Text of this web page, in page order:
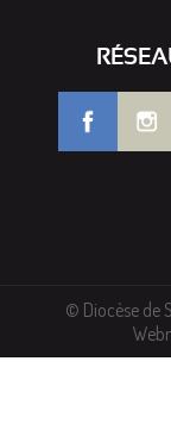
© Diocèse de